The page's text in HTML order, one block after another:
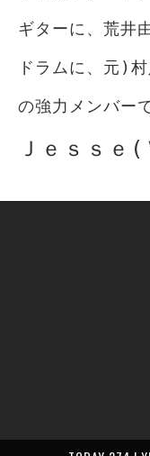
ギターに、荒井
ドラムに、元)
の強力メンバー
Ｊｅｓｓ